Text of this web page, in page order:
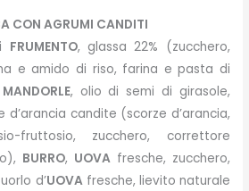
CON AGRUMI CANDITI
FRUMENTO, glassa 22% (zucchero,
e amido di riso, farina e pasta di
MANDORLE, olio di semi di girasole,
d’arancia candite (scorze d’arancia,
fruttosio, zucchero, correttore
BURRO, UOVAfresche, zucchero,
d’UOVAfresche, lievito naturale